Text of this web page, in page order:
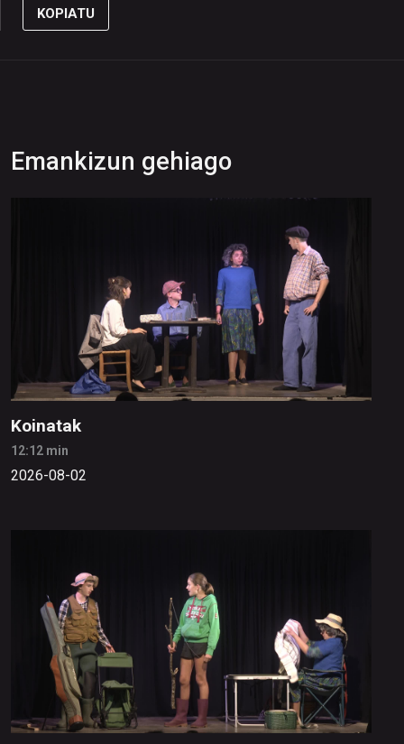
KOPIATU
Emankizun gehiago
Koinatak
12:12 min
2026-08-02